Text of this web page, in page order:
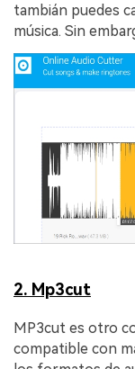
tambián puedes
música. Sin
2. Mp3cut
MP3cut es otro
compatible con